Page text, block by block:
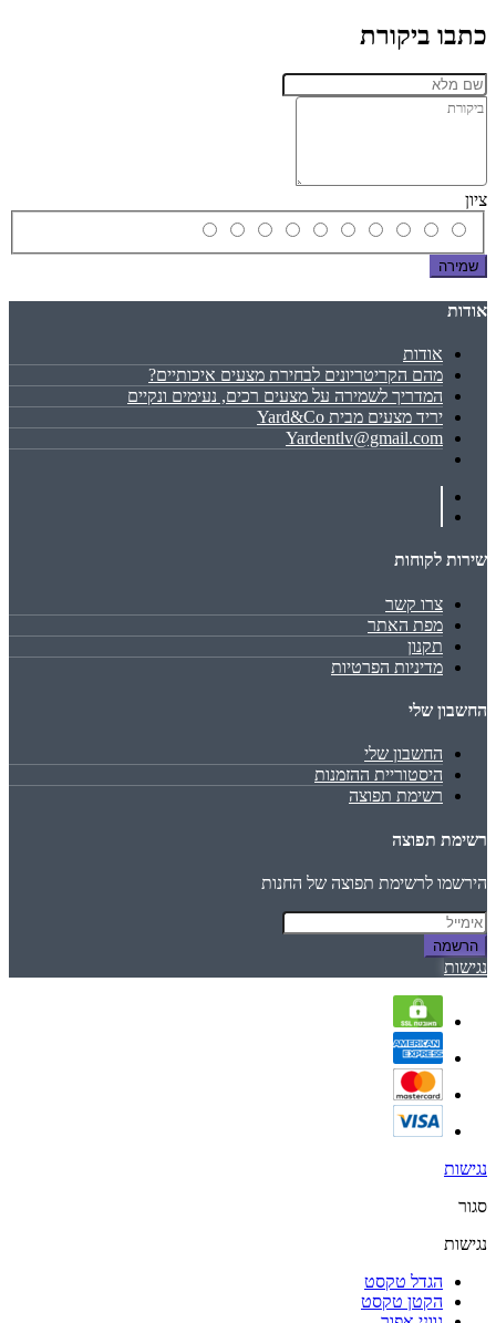
כתבו ביקורת
ציון
שמירה
אודות
אודות
מהם הקריטריונים לבחירת מצעים איכותיים?
המדריך לשמירה על מצעים רכים, נעימים ונקיים
יריד מצעים מבית Yard&Co
Yardentlv@gmail.com
שירות לקוחות
צרו קשר
מפת האתר
תקנון
מדיניות הפרטיות
החשבון שלי
החשבון שלי
היסטוריית ההזמנות
רשימת תפוצה
רשימת תפוצה
הירשמו לרשימת תפוצה של החנות
הרשמה
נגישות
נגישות
סגור
נגישות
הגדל טקסט
הקטן טקסט